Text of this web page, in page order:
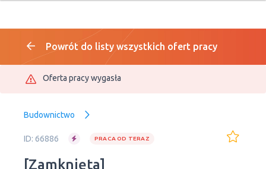
Powrót do listy wszystkich ofert pracy
Oferta pracy wygasła
Budownictwo
ID: 66886 PRACA OD TERAZ
[Zamknięta]